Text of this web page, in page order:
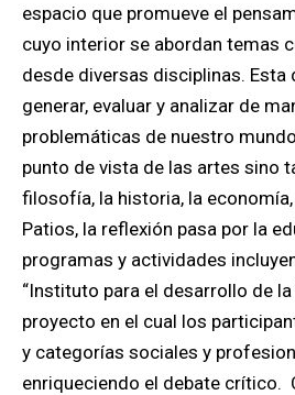
espacio que promueve el
cuyo interior se abordan temas
desde diversas disciplinas.
generar, evaluar y analizar de
problemáticas de nuestro
punto de vista de las artes sino
filosofía, la historia, la economía,
Patios, la reflexión pasa por la
programas y actividades
“Instituto para el desarrollo de
proyecto en el cual los
y categorías sociales y
enriqueciendo el debate crítico.